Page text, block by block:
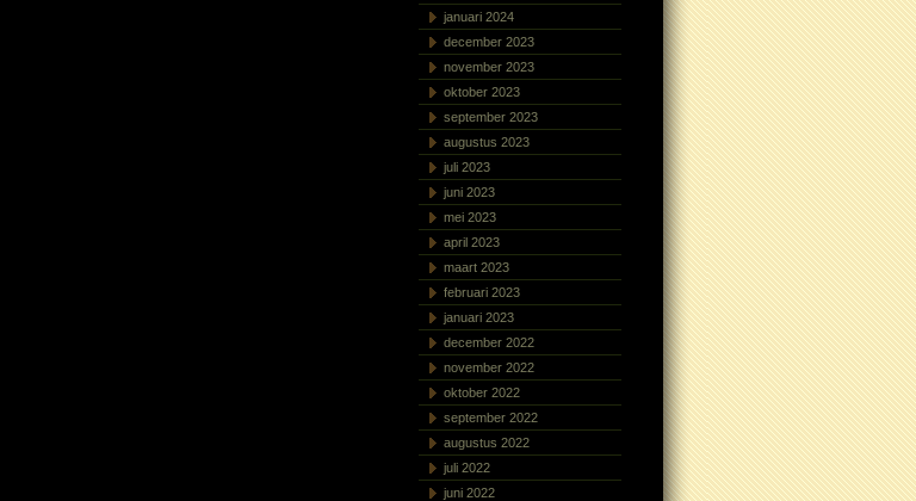
januari 2024
december 2023
november 2023
oktober 2023
september 2023
augustus 2023
juli 2023
juni 2023
mei 2023
april 2023
maart 2023
februari 2023
januari 2023
december 2022
november 2022
oktober 2022
september 2022
augustus 2022
juli 2022
juni 2022